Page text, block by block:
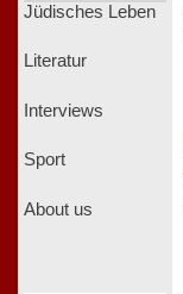
Jüdisches Leben
Literatur
Interviews
Sport
About us